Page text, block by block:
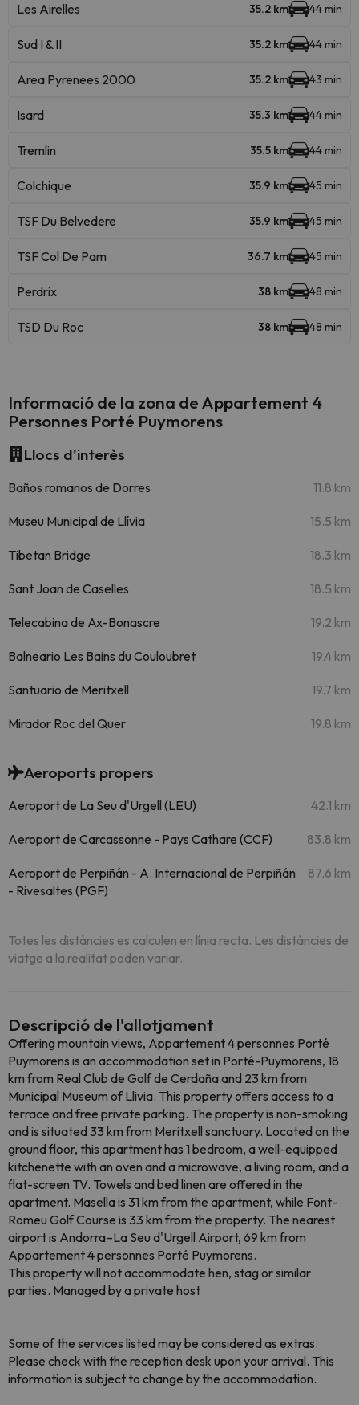
Les Airelles 35.2 km 44 min
Sud I & II 35.2 km 44 min
Area Pyrenees 2000 35.2 km 43 min
Isard 35.3 km 44 min
Tremlin 35.5 km 44 min
Colchique 35.9 km 45 min
TSF Du Belvedere 35.9 km 45 min
TSF Col De Pam 36.7 km 45 min
Perdrix 38 km 48 min
TSD Du Roc 38 km 48 min
Informació de la zona de Appartement 4
Personnes Porté Puymorens
Llocs d'interès
Baños romanos de Dorres 11.8 km
Museu Municipal de Llívia 15.5 km
Tibetan Bridge 18.3 km
Sant Joan de Caselles 18.5 km
Telecabina de Ax-Bonascre 19.2 km
Balneario Les Bains du Couloubret 19.4 km
Santuario de Meritxell 19.7 km
Mirador Roc del Quer 19.8 km
Aeroports propers
Aeroport de La Seu d'Urgell (LEU) 42.1 km
Aeroport de Carcassonne - Pays Cathare (CCF) 83.8 km
Aeroport de Perpiñán - A. Internacional de Perpiñán
- Rivesaltes (PGF)
87.6 km
Totes les distàncies es calculen en línia recta. Les distàncies de
viatge a la realitat poden variar.
Descripció de l'allotjament
Offering mountain views, Appartement 4 personnes Porté
Puymorens is an accommodation set in Porté-Puymorens, 18
km from Real Club de Golf de Cerdaña and 23 km from
Municipal Museum of Llivia. This property offers access to a
terrace and free private parking. The property is non-smoking
and is situated 33 km from Meritxell sanctuary. Located on the
ground floor, this apartment has 1 bedroom, a well-equipped
kitchenette with an oven and a microwave, a living room, and a
flat-screen TV. Towels and bed linen are offered in the
apartment. Masella is 31 km from the apartment, while Font-
Romeu Golf Course is 33 km from the property. The nearest
airport is Andorra–La Seu d'Urgell Airport, 69 km from
Appartement 4 personnes Porté Puymorens.
This property will not accommodate hen, stag or similar
parties. Managed by a private host
Some of the services listed may be considered as extras.
Please check with the reception desk upon your arrival. This
information is subject to change by the accommodation.